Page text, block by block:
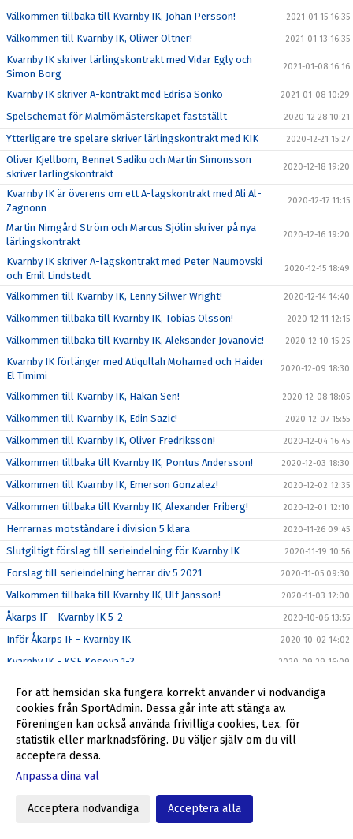
Välkommen tillbaka till Kvarnby IK, Johan Persson! 2021-01-15 16:35
Välkommen till Kvarnby IK, Oliwer Oltner! 2021-01-13 16:35
Kvarnby IK skriver lärlingskontrakt med Vidar Egly och
Simon Borg
2021-01-08 16:16
Kvarnby IK skriver A-kontrakt med Edrisa Sonko 2021-01-08 10:29
Spelschemat för Malmömästerskapet fastställt 2020-12-28 10:21
Ytterligare tre spelare skriver lärlingskontrakt med KIK 2020-12-21 15:27
Oliver Kjellbom, Bennet Sadiku och Martin Simonsson
skriver lärlingskontrakt
2020-12-18 19:20
Kvarnby IK är överens om ett A-lagskontrakt med Ali Al-
Zagnonn
2020-12-17 11:15
Martin Nimgård Ström och Marcus Sjölin skriver på nya
lärlingskontrakt
2020-12-16 19:20
Kvarnby IK skriver A-lagskontrakt med Peter Naumovski
och Emil Lindstedt
2020-12-15 18:49
Välkommen till Kvarnby IK, Lenny Silwer Wright! 2020-12-14 14:40
Välkommen tillbaka till Kvarnby IK, Tobias Olsson! 2020-12-11 12:15
Välkommen tillbaka till Kvarnby IK, Aleksander Jovanovic! 2020-12-10 15:25
Kvarnby IK förlänger med Atiqullah Mohamed och Haider
El Timimi
2020-12-09 18:30
Välkommen till Kvarnby IK, Hakan Sen! 2020-12-08 18:05
Välkommen till Kvarnby IK, Edin Sazic! 2020-12-07 15:55
Välkommen till Kvarnby IK, Oliver Fredriksson! 2020-12-04 16:45
Välkommen tillbaka till Kvarnby IK, Pontus Andersson! 2020-12-03 18:30
Välkommen till Kvarnby IK, Emerson Gonzalez! 2020-12-02 12:35
Välkommen tillbaka till Kvarnby IK, Alexander Friberg! 2020-12-01 12:10
Herrarnas motståndare i division 5 klara 2020-11-26 09:45
Slutgiltigt förslag till serieindelning för Kvarnby IK 2020-11-19 10:56
Förslag till serieindelning herrar div 5 2021 2020-11-05 09:30
Välkommen tillbaka till Kvarnby IK, Ulf Jansson! 2020-11-03 12:00
Åkarps IF - Kvarnby IK 5-2 2020-10-06 13:55
Inför Åkarps IF - Kvarnby IK 2020-10-02 14:02
Kvarnby IK - KSF Kosova 1-3 2020-09-29 16:09
Kvarnby IK - BK Höllviken 1-4 2020-09-22 11:59
Inför Kvarnby IK - BK Höllviken 2020-09-18 09:29
Limhamns FF - Kvarnby IK 5-0
Inför Limhamns FF - Kvarnby IK
Inför Kvarnby IK - FC Trelleborg
För att hemsidan ska fungera korrekt använder vi nödvändiga
cookies från SportAdmin. Dessa går inte att stänga av.
Föreningen kan också använda frivilliga cookies, t.ex. för
statistik eller marknadsföring. Du väljer själv om du vill
acceptera dessa.
Anpassa dina val
Acceptera nödvändiga Acceptera alla